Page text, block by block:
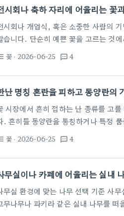
있는 한 끼를 먹는 게…
시회나 축하 자리에 어울리는 꽃
시회나 개업식, 혹은 소중한 사람의
습니다. 단순히 예쁜 꽃을 고르는 것
습니다. 특히 전시회와 같이 격식 있는
로 적절한 축하 메시지 구성하기 개
'이나 '무궁한 발전을 기원합니다' 같
꽃 · 2026-06-25 textsms 4
난 명칭 혼란을 피하고 동양란의
시장에서 흔히 접하는 난 종류를 고
. 흔히들 동양란을 통칭하거나 특정
뒤섞이는 현상은 일반 소비자에게 큰
런 중의적 표현을 걷어내고 실체를
은한 향기를 감상하는 것이 핵심이다
꽃 · 2026-06-25 textsms 4
무실이나 카페에 어울리는 실내
무실 환경에 맞는 나무 선택 기준 사
무나무나 파키라 같은 실내 나무를 떠